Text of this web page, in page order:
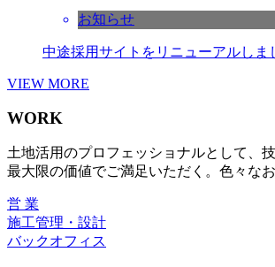
お知らせ
中途採用サイトをリニューアルしま
VIEW MORE
WORK
土地活用のプロフェッショナルとして、
最大限の価値でご満足いただく。色々な
営 業
施工管理・設計
バックオフィス